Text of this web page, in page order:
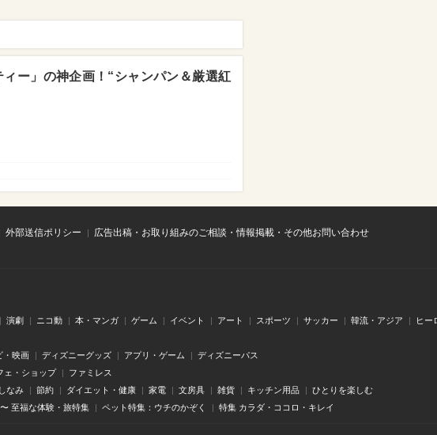
ー」の神企画！“シャンパン＆厳選紅
外部送信ポリシー
広告出稿・お取り組みのご相談・情報掲載・その他お問い合わせ
演劇 ニコ動 本・マンガ ゲーム イベント アート スポーツ サッカー 韓流・アジア ヒー
・映画 ディズニーグッズ アプリ・ゲーム ディズニーパス
ェ・ショップ ファミレス
なみ 節約 ダイエット・健康 家電 文房具 雑貨 キッチン用品 ひとりを楽しむ
至福な体験・旅特集 ペット特集：ウチのかぞく 特集 カラダ・ココロ・キレイ